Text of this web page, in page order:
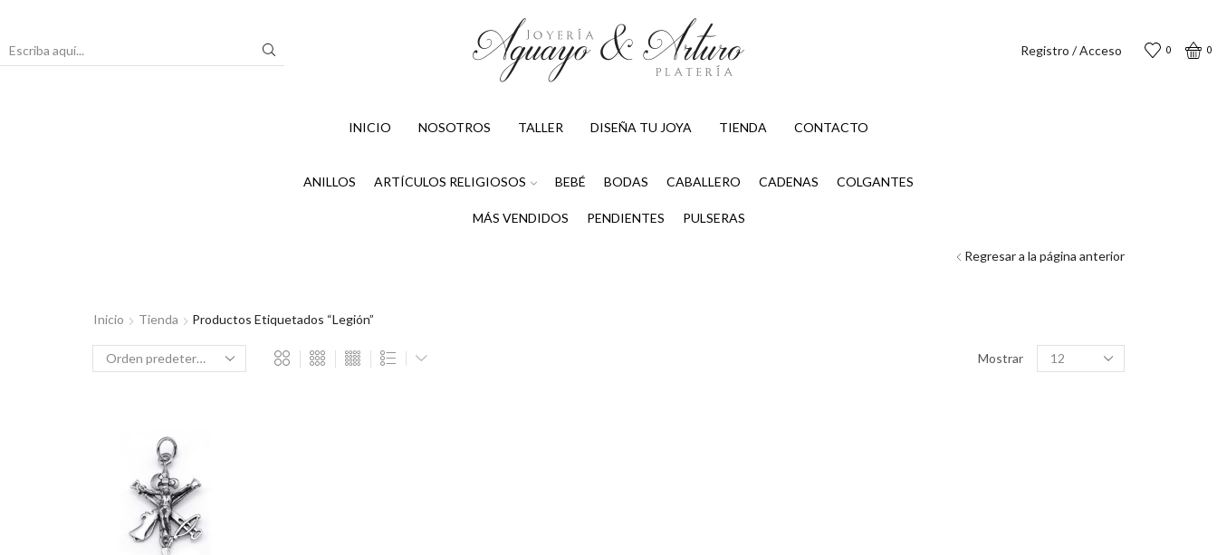
Registro / Acceso 0 0
INICIO NOSOTROS TALLER DISEÑA TU JOYA TIENDA CONTACTO
ANILLOS ARTÍCULOS RELIGIOSOS BEBÉ BODAS CABALLERO CADENAS COLGANTES
MÁS VENDIDOS PENDIENTES PULSERAS
Inicio Tienda Productos Etiquetados “legión”
Regresar a la página anterior
Mostrar
Productos
por